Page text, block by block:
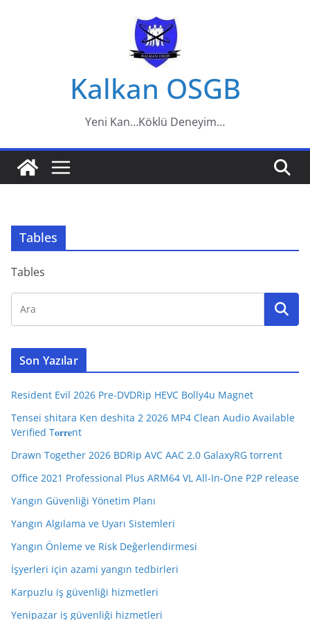
Kalkan OSGB
Yeni Kan…Köklü Deneyim…
Tables
Tables
Son Yazılar
Resident Evil 2026 Pre-DVDRip HEVC Bolly4u Magnet
Tensei shitara Ken deshita 2 2026 MP4 Clean Audio Available
Verified T𝐨𝐫𝐫𝐞nt
Drawn Together 2026 BDRip AVC AAC 2.0 GalaxyRG torrent
Office 2021 Professional Plus ARM64 VL All-In-One P2P release
Yangın Güvenliği Yönetim Planı
Yangın Algılama ve Uyarı Sistemleri
Yangın Önleme ve Risk Değerlendirmesi
İşyerleri için azami yangın tedbirleri
Karpuzlu iş güvenliği hizmetleri
Yenipazar iş güvenliği hizmetleri